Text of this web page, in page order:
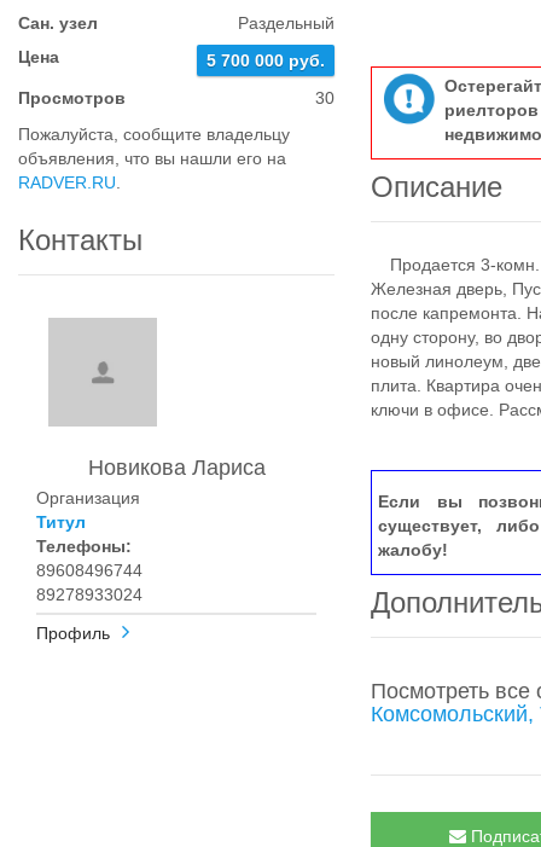
Сан. узел
Раздельный
Цена
5 700 000 руб.
Просмотров
30
Пожалуйста, сообщите владельцу
объявления, что вы нашли его на
RADVER.RU
Контакты
Новикова Лариса
Организация
Титул
Телефоны:
89608496744
89278933024
Профиль
Описание
Продается 3-комн.
Железная дверь,
после капремонта.
одну сторону, во
новый линолеум,
плита. Квартира
ключи в офисе.
Если вы
существует,
жалобу!
Посмотреть
Комсомольский,